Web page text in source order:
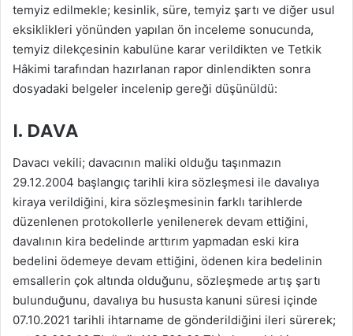
temyiz edilmekle; kesinlik, süre, temyiz şartı ve diğer usul
eksiklikleri yönünden yapılan ön inceleme sonucunda,
temyiz dilekçesinin kabulüne karar verildikten ve Tetkik
Hâkimi tarafından hazırlanan rapor dinlendikten sonra
dosyadaki belgeler incelenip gereği düşünüldü:
I. DAVA
Davacı vekili; davacının maliki olduğu taşınmazın
29.12.2004 başlangıç tarihli kira sözleşmesi ile davalıya
kiraya verildiğini, kira sözleşmesinin farklı tarihlerde
düzenlenen protokollerle yenilenerek devam ettiğini,
davalının kira bedelinde arttırım yapmadan eski kira
bedelini ödemeye devam ettiğini, ödenen kira bedelinin
emsallerin çok altında olduğunu, sözleşmede artış şartı
bulunduğunu, davalıya bu hususta kanuni süresi içinde
07.10.2021 tarihli ihtarname de gönderildiğini ileri sürerek;